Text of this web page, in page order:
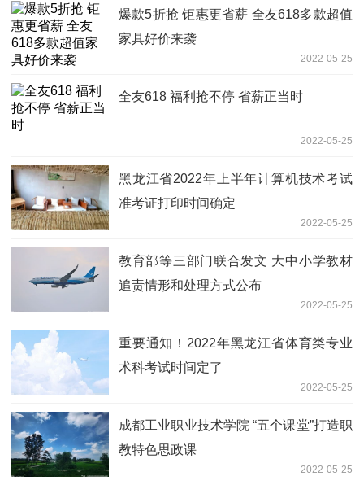
爆款5折抢 钜惠更省薪 全友618多款超值
家具好价来袭
2022-05-25
全友618 福利抢不停 省薪正当时
2022-05-25
黑龙江省2022年上半年计算机技术考试
准考证打印时间确定
2022-05-25
教育部等三部门联合发文 大中小学教材
追责情形和处理方式公布
2022-05-25
重要通知！2022年黑龙江省体育类专业
术科考试时间定了
2022-05-25
成都工业职业技术学院 “五个课堂”打造职
教特色思政课
2022-05-25